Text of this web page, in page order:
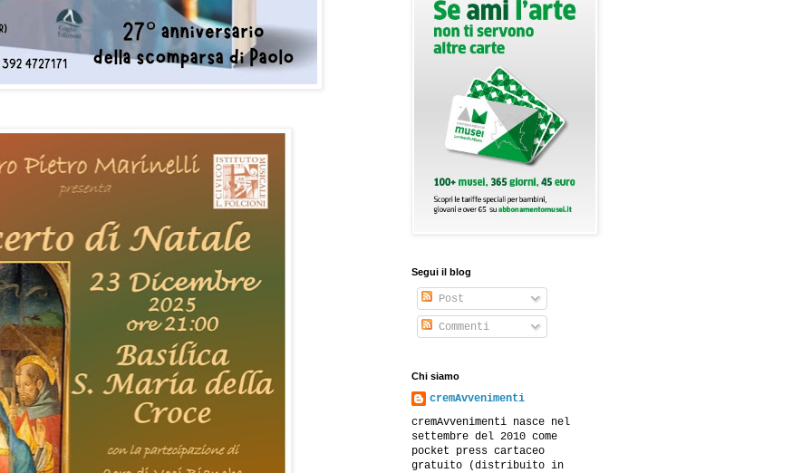
Segui il blog
Post
Commenti
Chi siamo
cremAvvenimenti
cremAvvenimenti nasce nel
settembre del 2010 come
pocket press cartaceo
gratuito (distribuito in